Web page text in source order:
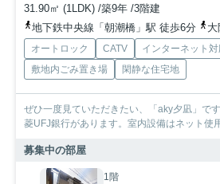
31.90㎡ (1LDK) /築9年 /3階建
地下鉄中央線「朝潮橋」駅 徒歩6分
大
オートロック CATV インターネット
敷地内ごみ置き場
閑静な住宅地
ぜひ一度見ていただきたい、「aky夕凪」で
菱UFJ銀行があります。室内設備はネット使
募集中の部屋
1階